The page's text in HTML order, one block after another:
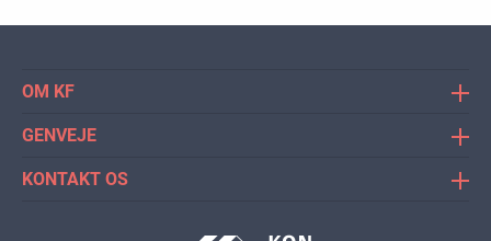
OM KF
Konstruktørforeningen (KF) er
Danmarks største netværk for
også faglig organisation for andre
GENVEJE
Meld dig ind
Se KF's medlemsfordele
KONTAKT OS